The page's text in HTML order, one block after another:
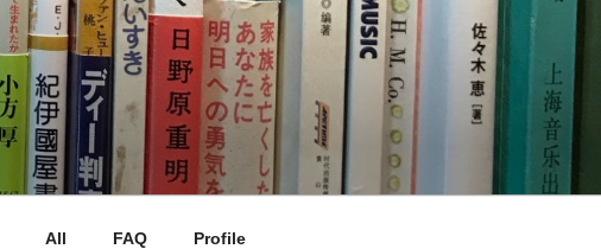
All FAQ Profile